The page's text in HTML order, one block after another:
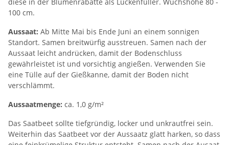
100 cm.
Aussaat: Ab Mitte Mai bis Ende Juni an einem sonnigen
Standort. Samen breitwürfig ausstreuen. Samen nach der
Aussaat leicht andrücken, damit der Bodenschluss
gewährleistet ist und vorsichtig angießen. Verwenden Sie
eine Tülle auf der Gießkanne, damit der Boden nicht
verschlämmt.
Aussaatmenge: ca. 1,0 g/m²
Das Saatbeet sollte tiefgründig, locker und unkrautfrei sein.
Weiterhin das Saatbeet vor der Aussaatz glatt harken, so dass